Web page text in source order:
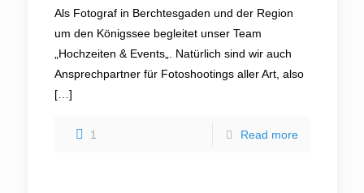
Als Fotograf in Berchtesgaden und der Region
um den Königssee begleitet unser Team
„Hochzeiten & Events„. Natürlich sind wir auch
Ansprechpartner für Fotoshootings aller Art, also
[…]
1 Read more